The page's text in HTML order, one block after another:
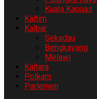
Kuala Kapuas
Kaltim
Kalbar
Sekadau
Bengkayang
Melawi
Kaltara
Polkam
Parlemen